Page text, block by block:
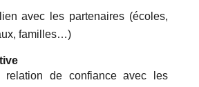
avec les partenaires (écoles,
familles…)
relation de confiance avec les